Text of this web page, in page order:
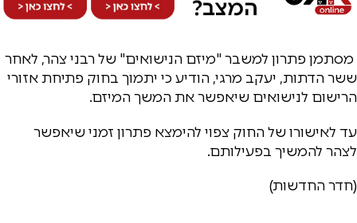
מסתמן פתרון למשבר "מיזם הנישואים" של רבני צהר, לאחר
ששר הדתות, יעקב מרגי, הודיע כי יתמוך בחוק פתיחת אזורי
הרישום לנישואים שיאפשר את המשך המיזם.
עד לאישורו של החוק צפוי להימצא פתרון זמני שיאפשר
לצהר להמשיך בפעילותם.
(חדר החדשות)